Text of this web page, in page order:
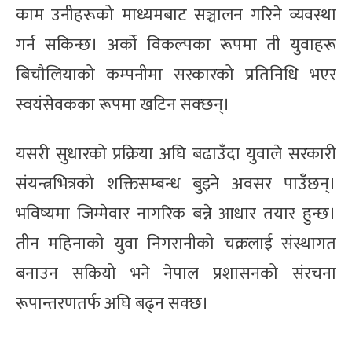
काम उनीहरूको माध्यमबाट सञ्चालन गरिने व्यवस्था
गर्न सकिन्छ। अर्को विकल्पका रूपमा ती युवाहरू
बिचौलियाको कम्पनीमा सरकारको प्रतिनिधि भएर
स्वयंसेवकका रूपमा खटिन सक्छन्।
यसरी सुधारको प्रक्रिया अघि बढाउँदा युवाले सरकारी
संयन्त्रभित्रको शक्तिसम्बन्ध बुझ्ने अवसर पाउँछन्।
भविष्यमा जिम्मेवार नागरिक बन्ने आधार तयार हुन्छ।
तीन महिनाको युवा निगरानीको चक्रलाई संस्थागत
बनाउन सकियो भने नेपाल प्रशासनको संरचना
रूपान्तरणतर्फ अघि बढ्न सक्छ।